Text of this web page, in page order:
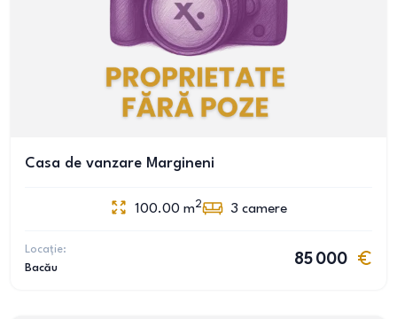
Casa de vanzare Margineni
100.00 m2 3 camere
Locație:
Bacău
85 000